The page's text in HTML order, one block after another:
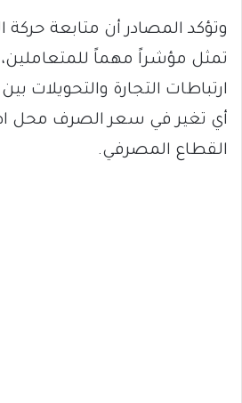
وتؤكد المصادر أن متابعة حركة
تمثل مؤشراً مهماً
ارتباطات التجارة والتحويلات
أي تغير في سعر الصرف محل
القطاع المصرفي.